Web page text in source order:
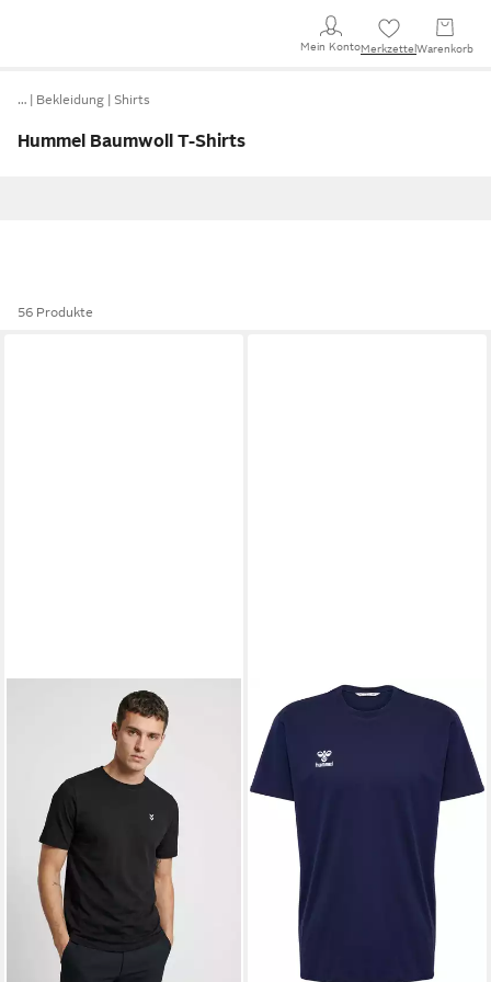
Mein KontoMerkzettel Warenkorb
… Bekleidung Shirts
Hummel Baumwoll T-Shirts
56 Produkte